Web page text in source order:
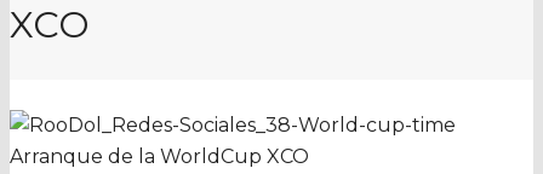
XCO
Arranque de la WorldCup XCO